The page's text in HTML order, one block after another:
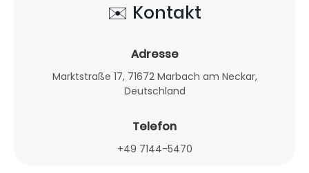
✉️ Kontakt
Adresse
Marktstraße 17, 71672 Marbach am Neckar,
Deutschland
Telefon
+49 7144-5470